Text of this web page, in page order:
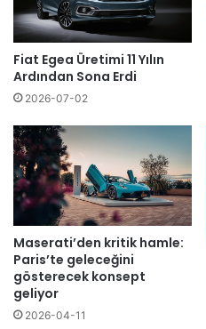
Fiat Egea Üretimi 11 Yılın
Ardından Sona Erdi
2026-07-02
Maserati’den kritik hamle:
Paris’te geleceğini
gösterecek konsept
geliyor
2026-04-11